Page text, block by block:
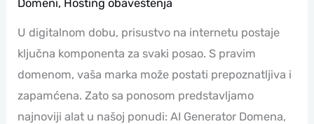
Domeni, Hosting obaveštenja
U digitalnom dobu, prisustvo na internetu postaje
ključna komponenta za svaki posao. S pravim
domenom, vaša marka može postati prepoznatljiva i
zapamćena. Zato sa ponosom predstavljamo
najnoviji alat u našoj ponudi: AI Generator Domena,